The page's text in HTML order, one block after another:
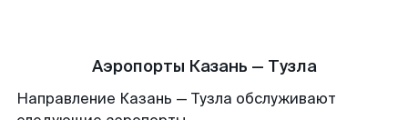
Аэропорты Казань — Тузла
Направление Казань — Тузла обслуживают